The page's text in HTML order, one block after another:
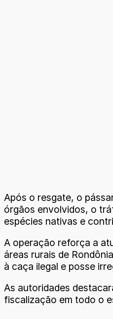
Após o resgate, o
órgãos envolvidos, o
espécies nativas e
A operação reforça a
áreas rurais de
à caça ilegal e posse
As autoridades
fiscalização em todo o